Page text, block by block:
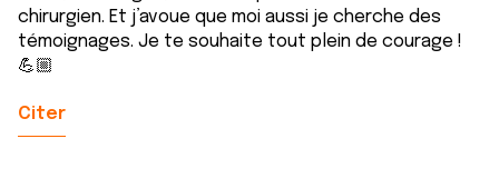
chirurgien. Et j’avoue que moi aussi je cherche des
témoignages. Je te souhaite tout plein de courage !
💪🏼
Citer